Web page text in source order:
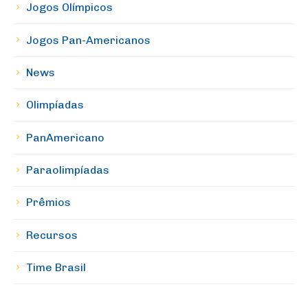
Jogos Olímpicos
Jogos Pan-Americanos
News
Olimpíadas
PanAmericano
Paraolimpíadas
Prêmios
Recursos
Time Brasil